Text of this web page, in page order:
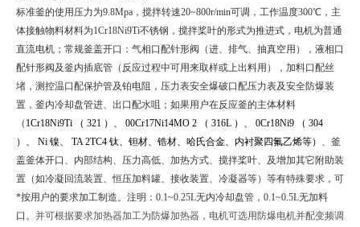
标准釜的使用压力为9.8Mpa ，搅拌转速20~800r/min可调，工作温度300℃ ，主
体接触物料材料为1Cr18Ni9Ti不锈钢，搅拌桨叶的形式为推进式，电机为普通
直流电机；常规釜盖开口：气相口配针形阀（进、排气、抽真空用），液相口
配针形阀及釜内插底管（反应过程中可用来取样或上出料用），加料口配丝
堵，测控温口配保护管及铂电阻，压力表安全爆破口配压力表及安全防爆装
置，釜内冷却盘管进、出口配水咀；如果用户在反应釜的主体材料
（ 1Cr18Ni9Ti （ 321 ）、 00Cr17Ni14MO 2 （ 316L ）、 0Cr18Ni9 （ 304
）、
Ni 镍、 TA 2TC4 钛、钽材、锆材、哈氏合金、内衬聚四氟乙烯等）
、釜
盖釜体开口、内部结构、压力高低、加热方式、搅拌桨叶、及增加其它附助装
置（如冷凝回流装置、恒压加料罐、接收装置、冷凝器等）等有特殊要求，可
*按用户的要求加工制造。注明： 0.1~0.25L无内冷却盘管， 0.1~0.5L无加料
口。 并可根据要求加热器加工为防爆加热器，电机可选用防爆电机并配变频调